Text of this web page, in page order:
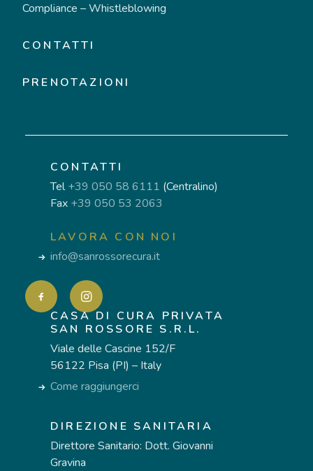
Compliance – Whistleblowing
CONTATTI
PRENOTAZIONI
CONTATTI
Tel+39 050 58 6111 (Centralino)
Fax +39 050 53 2063
LAVORA CON NOI
info@sanrossorecura.it
CASA DI CURA PRIVATA
SAN ROSSORE S.R.L.
Viale delle Cascine 152/F
56122 Pisa (PI) – Italy
Come raggiungerci
DIREZIONE SANITARIA
Direttore Sanitario: Dott. Giovanni
Gravina